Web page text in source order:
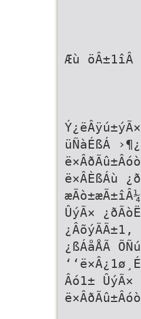
Æù
üÑàÉßÁ
ë×ÂÈßÁù
ÛýÃ×
¿ÂõýÃÃ±1,
¿ßÁåÅÃ
Âó1± ÛýÃ×